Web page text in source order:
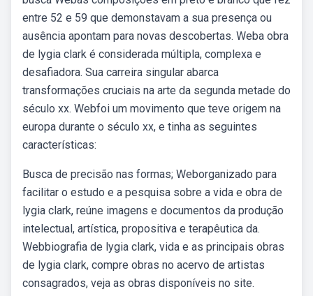
entre 52 e 59 que demonstavam a sua presença ou
ausência apontam para novas descobertas. Weba obra
de lygia clark é considerada múltipla, complexa e
desafiadora. Sua carreira singular abarca
transformações cruciais na arte da segunda metade do
século xx. Webfoi um movimento que teve origem na
europa durante o século xx, e tinha as seguintes
características:
Busca de precisão nas formas; Weborganizado para
facilitar o estudo e a pesquisa sobre a vida e obra de
lygia clark, reúne imagens e documentos da produção
intelectual, artística, propositiva e terapêutica da.
Webbiografia de lygia clark, vida e as principais obras
de lygia clark, compre obras no acervo de artistas
consagrados, veja as obras disponíveis no site.